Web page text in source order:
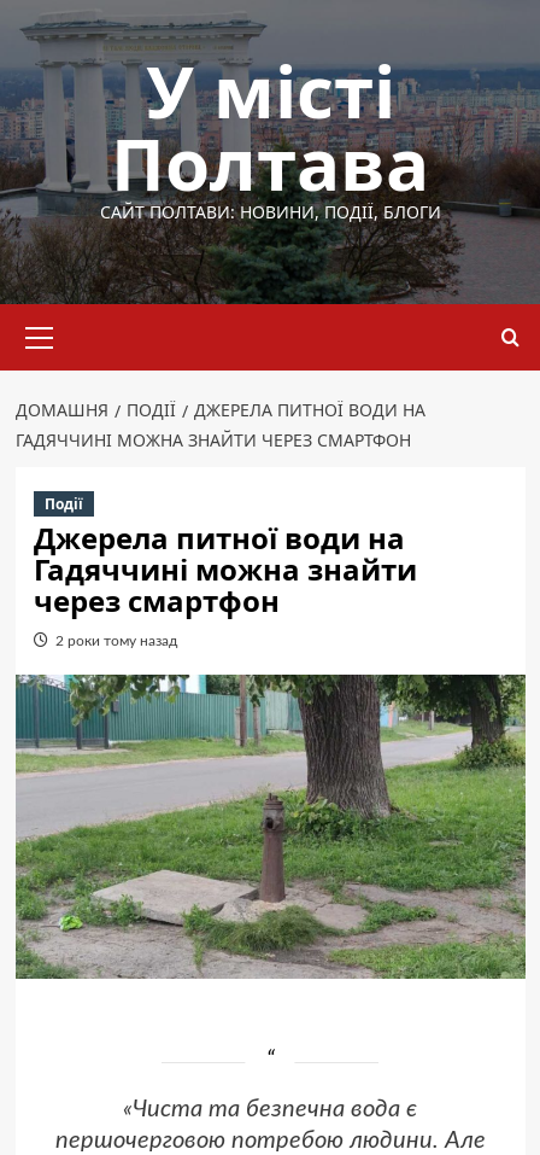
Перейти
вмісту
У місті
Полтава
САЙТ ПОЛТАВИ: НОВИНИ, ПОДІЇ, БЛОГИ
меню
ДОМАШНЯ ПОДІЇ
ДЖЕРЕЛА ПИТНОЇ ВОДИ НА
ГАДЯЧЧИНІ МОЖНА ЗНАЙТИ ЧЕРЕЗ СМАРТФОН
Події
Джерела питної води на
Гадяччині можна знайти
через смартфон
2 роки тому назад
«Чиста та безпечна вода є
першочерговою потребою людини. Але